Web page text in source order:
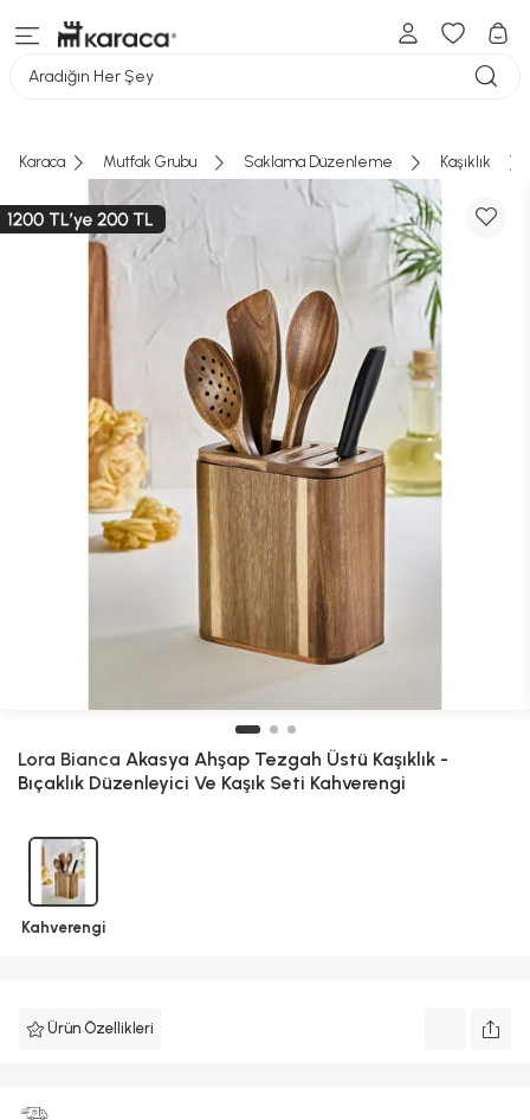
Aradığın Her Şey
Karaca Mutfak Grubu Saklama Düzenleme Kaşıklık
Lora Bianca Akasya Ahşap Tezgah Üstü Kaşıklık -
Bıçaklık Düzenleyici Ve Kaşık Seti Kahverengi
Kahverengi
Ürün Özellikleri